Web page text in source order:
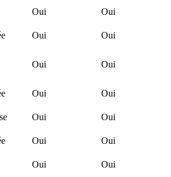
Oui
Oui
Oui
Oui
Oui Oui
Oui
Oui
Oui
Oui
Oui
Oui
Oui
Oui